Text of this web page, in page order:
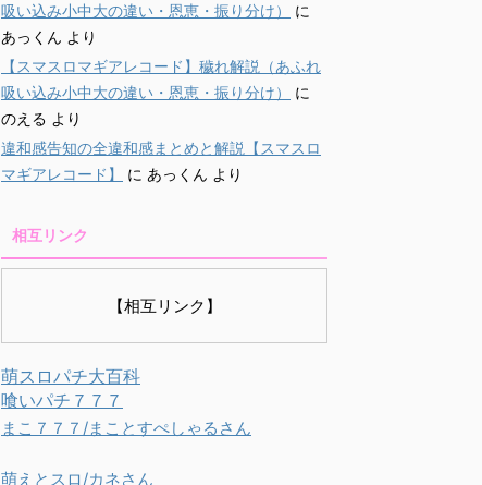
吸い込み小中大の違い・恩恵・振り分け）
に
あっくん より
【スマスロマギアレコード】穢れ解説（あふれ
吸い込み小中大の違い・恩恵・振り分け）
に
のえる より
違和感告知の全違和感まとめと解説【スマスロ
マギアレコード】
に あっくん より
相互リンク
【相互リンク】
萌スロパチ大百科
喰いパチ７７７
まこ７７７/まことすぺしゃるさん
萌えとスロ/カネさん